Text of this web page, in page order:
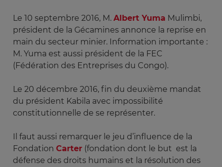
Le 10 septembre 2016, M. Albert Yuma Mulimbi,
président de la Gécamines annonce la reprise en
main du secteur minier. Information importante :
M. Yuma est aussi président de la FEC
(Fédération des Entreprises du Congo).
Le 20 décembre 2016, fin du deuxième mandat
du président Kabila avec impossibilité
constitutionnelle de se représenter.
Il faut aussi remarquer le jeu d’influence de la
Fondation Carter (fondation dont le but est la
défense des droits humains et la résolution des